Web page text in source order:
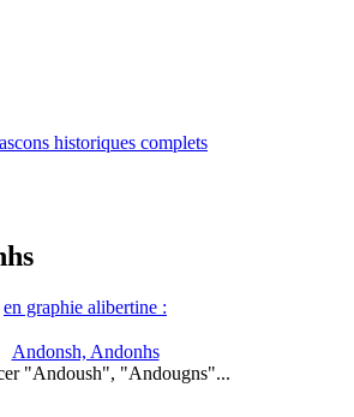
historiques complets
en graphie alibertine :
Andonsh, Andonhs
"Andoush", "Andougns"...